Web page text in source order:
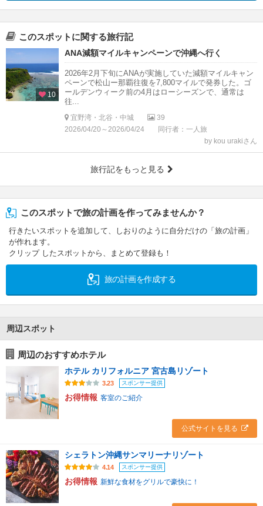
このスポットに関する旅行記
10
ANA減額マイルキャンペーンで沖縄へ行く
2026年2月下旬にANAが実施していた減額マイルキャン
ペーンで松山ー那覇往復を7,800マイルで発券した。ゴ
ールデンウィーク前の4月はローシーズンで、通常は
往...
宜野湾・北谷・中城
39
2026/04/20～2026/04/24
同行者：一人旅
by kou urakiさん
旅行記をもっと見る
このスポットで旅の計画を作ってみませんか？
行きたいスポットを追加して、しおりのように自分だけの「旅の計画」
が作れます。
クリップ したスポットから、まとめて登録も！
旅の計画を作成する
周辺スポット
周辺のおすすめホテル
ホテル カリフォルニア 宮古島リゾート
3.23 スポンサー提供
お得情報 客室のご紹介
公式サイトを見る
シェラトン沖縄サンマリーナリゾート
4.14 スポンサー提供
お得情報 新鮮な食材をグリルで豪快に！